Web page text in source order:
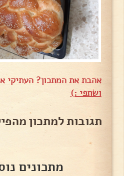
אהבת את המתכון? העתיקי
ושתפי :)
תגובות למתכון
מתכונים